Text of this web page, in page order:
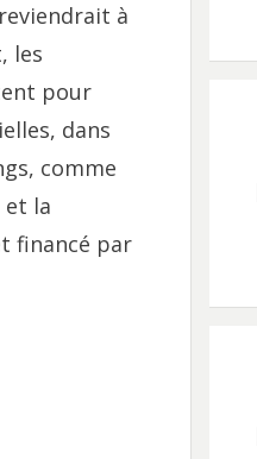
à
les
pour
dans
comme
et la
financé par